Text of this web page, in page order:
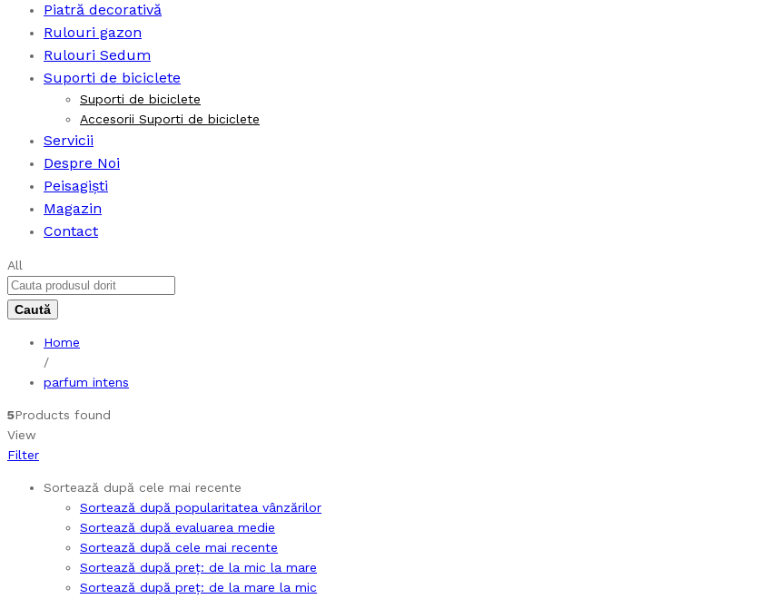
Piatră decorativă
Rulouri gazon
Rulouri Sedum
Suporti de biciclete
Suporti de biciclete
Accesorii Suporti de biciclete
Servicii
Despre Noi
Peisagiști
Magazin
Contact
All
Home
/
parfum intens
5Products found
View
Filter
Sortează după cele mai recente
Sortează după popularitatea vânzărilor
Sortează după evaluarea medie
Sortează după cele mai recente
Sortează după preț: de la mic la mare
Sortează după preț: de la mare la mic